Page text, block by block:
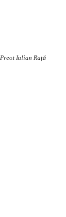
Preot Iulian Rață